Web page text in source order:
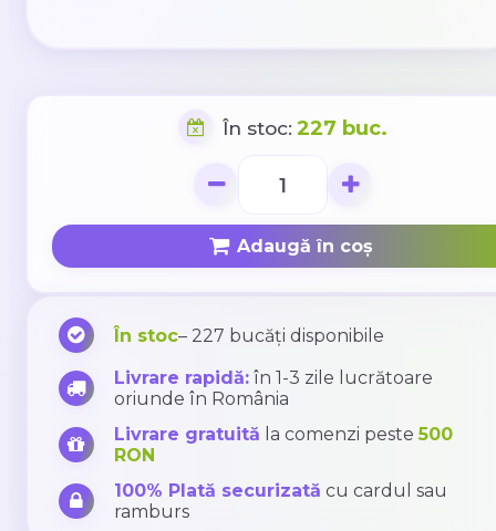
În stoc: 227 buc.
Adaugă în coș
În stoc– 227 bucăți disponibile
Livrare rapidă:în 1-3 zile lucrătoare
oriunde în România
Livrare gratuită la comenzi peste500
RON
100% Plată securizată cu cardul sau
ramburs